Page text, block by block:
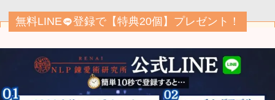
無料LINE 登録で【特典20個】プレゼント！